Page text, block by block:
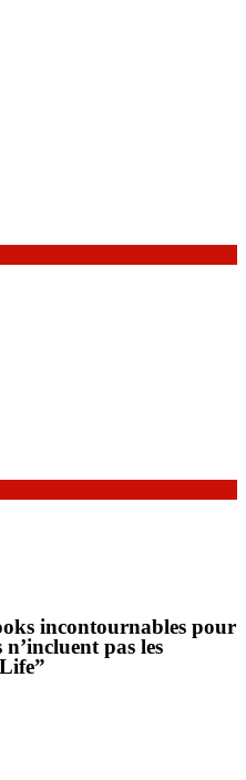
incontournables pour
pas les